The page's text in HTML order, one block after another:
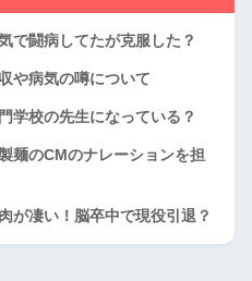
で闘病してたが克服した？
や病気の噂について
学校の先生になっている？
麺のCMのナレーションを担
が凄い！脳卒中で現役引退？